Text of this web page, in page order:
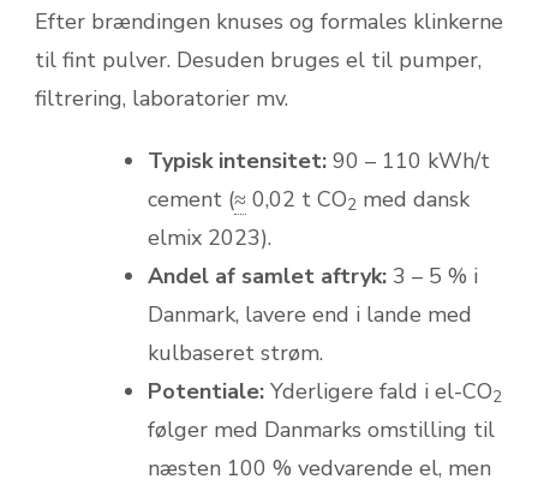
Efter brændingen knuses og formales klinkerne
til fint pulver. Desuden bruges el til pumper,
filtrering, laboratorier mv.
Typisk intensitet: 90 – 110 kWh/t
cement (≈ 0,02 t CO2 med dansk
elmix 2023).
Andel af samlet aftryk: 3 – 5 % i
Danmark, lavere end i lande med
kulbaseret strøm.
Potentiale: Yderligere fald i el-CO2
følger med Danmarks omstilling til
næsten 100 % vedvarende el, men